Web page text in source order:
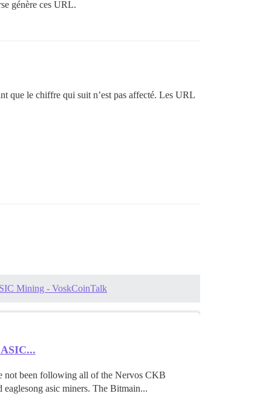
génère ces URL.
que le chiffre qui suit n’est pas affecté. Les URL
Mining - VoskCoinTalk
not been following all of the Nervos CKB
asic miners. The Bitmain...